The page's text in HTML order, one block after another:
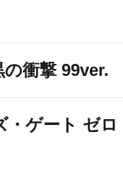
衝撃 99ver.
・ゲート ゼ